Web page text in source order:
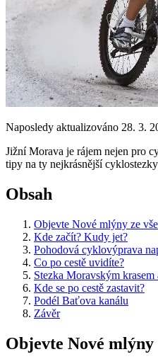
Naposledy aktualizováno 28. 3.
Jižní Morava je rájem nejen pro
tipy na ty nejkrásnější
Obsah
Objevte Nové mlýny ze
Kde začít? Kudy jet?
Pohodová cyklovýprava
Co po cestě uvidíte?
Stezka Moravským
Kde se po cestě zastavit?
Podél Baťova kanálu
Závěr
Objevte Nové mlýny